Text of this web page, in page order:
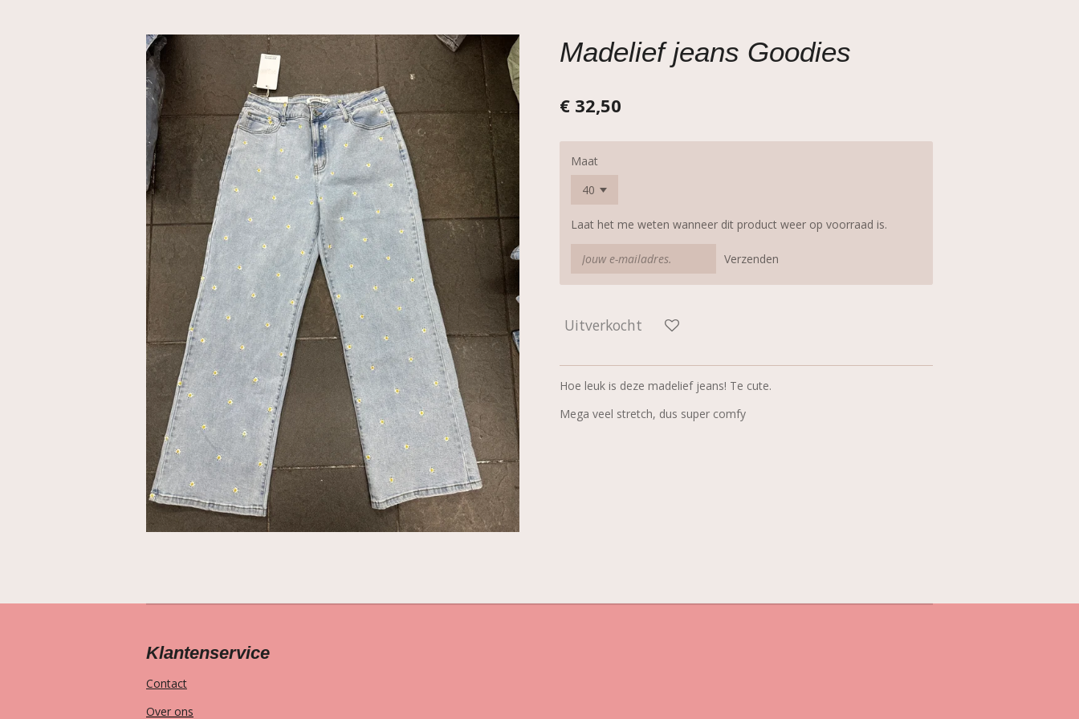
Madelief jeans Goodies
€ 32,50
Maat
Laat het me weten wanneer dit product weer op voorraad is.
Verzenden
Uitverkocht
Hoe leuk is deze madelief jeans! Te cute.
Mega veel stretch, dus super comfy
Klantenservice
Contact
Over ons